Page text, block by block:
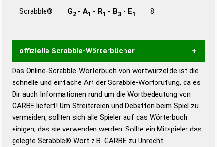
Scrabble® G2 - A1 - R1 - B3 - E1 8
offizielle Scrabble-Wörterbücher
Wortwurzel liefert mit Hilfe eines semantischen
Wortanalyse-Algorithmus gute Anhaltspunkte zu
Wortbedeutung, Worttrennung und Wortform, um die
Gültigkeit eines Wortes für das Scrabble-Spiel zu
bestimmen!
zugelassene Turnier Scrabble-
Wörterbücher sind:
Das Online-Scrabble-Wörterbuch von wortwurzel.de ist die
schnelle und einfache Art der Scrabble-Wortprüfung, da es
Dir auch Informationen rund um die Wortbedeutung von
GARBE liefert! Um Streitereien und Debatten beim Spiel zu
vermeiden, sollten sich alle Spieler auf das Wörterbuch
einigen, das sie verwenden werden. Sollte ein Mitspieler das
gelegte Scrabble® Wort z.B. GARBE zu Unrecht